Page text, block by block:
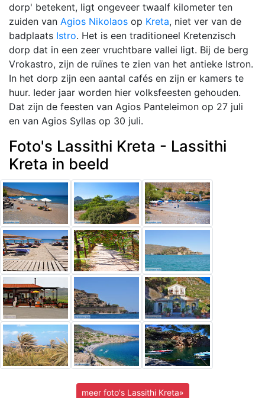
dorp' betekent, ligt ongeveer twaalf kilometer ten
zuiden van Agios Nikolaos op Kreta, niet ver van de
badplaats Istro. Het is een traditioneel Kretenzisch
dorp dat in een zeer vruchtbare vallei ligt. Bij de berg
Vrokastro, zijn de ruïnes te zien van het antieke Istron.
In het dorp zijn een aantal cafés en zijn er kamers te
huur. Ieder jaar worden hier volksfeesten gehouden.
Dat zijn de feesten van Agios Panteleimon op 27 juli
en van Agios Syllas op 30 juli.
Foto's Lassithi Kreta - Lassithi
Kreta in beeld
meer foto's Lassithi Kreta»